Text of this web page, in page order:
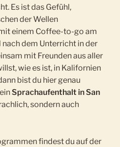
Es ist das Gefühl,
der Wellen
einem Coffee-to-go am
nach dem Unterricht in der
mit Freunden aus aller
wie es ist, in Kalifornien
bist du hier genau
Sprachaufenthalt in San
sondern auch
findest du auf der